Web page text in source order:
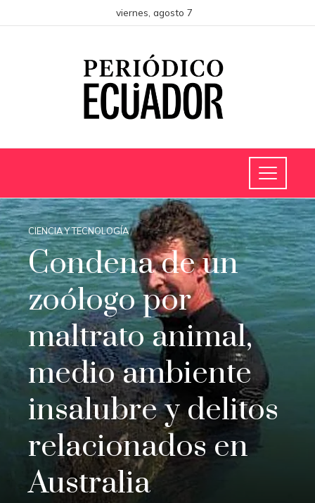
viernes, agosto 7
CIENCIA Y TECNOLOGÍA
Condena de un
zoólogo por
maltrato animal,
medio ambiente
insalubre y delitos
relacionados en
Australia